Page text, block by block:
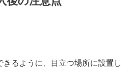
るように、目立つ場所に設置し